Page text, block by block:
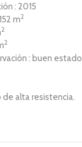
: 2015
m2
2
2
: buen estado
de alta resistencia.